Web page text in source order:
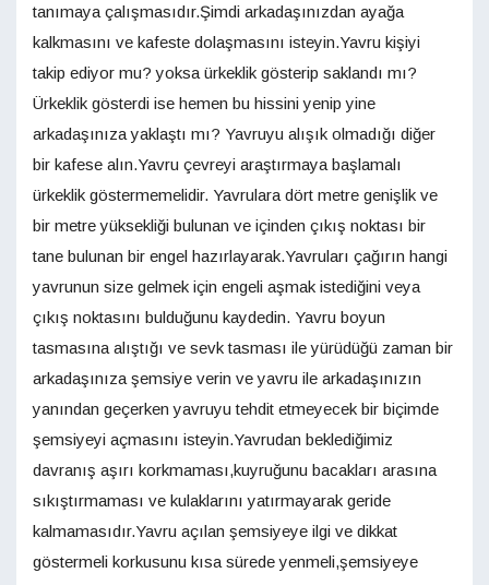
tanımaya çalışmasıdır.Şimdi arkadaşınızdan ayağa
kalkmasını ve kafeste dolaşmasını isteyin.Yavru kişiyi
takip ediyor mu? yoksa ürkeklik gösterip saklandı mı?
Ürkeklik gösterdi ise hemen bu hissini yenip yine
arkadaşınıza yaklaştı mı? Yavruyu alışık olmadığı diğer
bir kafese alın.Yavru çevreyi araştırmaya başlamalı
ürkeklik göstermemelidir. Yavrulara dört metre genişlik ve
bir metre yüksekliği bulunan ve içinden çıkış noktası bir
tane bulunan bir engel hazırlayarak.Yavruları çağırın hangi
yavrunun size gelmek için engeli aşmak istediğini veya
çıkış noktasını bulduğunu kaydedin. Yavru boyun
tasmasına alıştığı ve sevk tasması ile yürüdüğü zaman bir
arkadaşınıza şemsiye verin ve yavru ile arkadaşınızın
yanından geçerken yavruyu tehdit etmeyecek bir biçimde
şemsiyeyi açmasını isteyin.Yavrudan beklediğimiz
davranış aşırı korkmaması,kuyruğunu bacakları arasına
sıkıştırmaması ve kulaklarını yatırmayarak geride
kalmamasıdır.Yavru açılan şemsiyeye ilgi ve dikkat
göstermeli korkusunu kısa sürede yenmeli,şemsiyeye